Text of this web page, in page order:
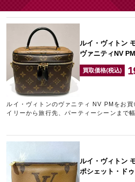
今すぐ電話
受付時間 10:00
なんば店 神戸元町(三宮)店
中野ブロードウェイ
宅配買取を申
無料の宅配キットを
ルイ・ヴィトン
ヴァニティNV
買取価格(税込)
ルイ・ヴィトンのヴァニティ NV PMをお買
イリーから旅行先、パーティーシーンまで
グです。 使用感もなく大変綺麗なコ
ルイ・ヴィトン
ポシェット・ド